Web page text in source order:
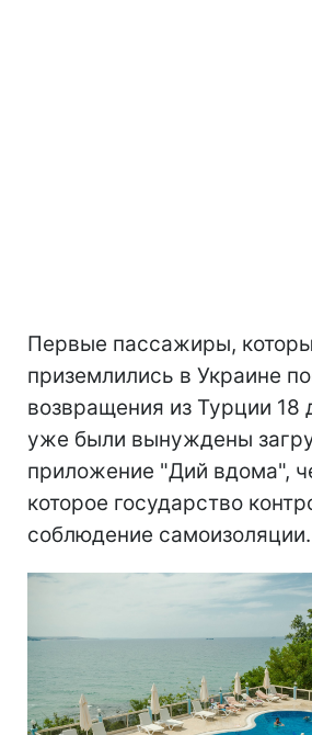
Первые пассажиры,
приземлились в Украине
возвращения из Турции 18
уже были вынуждены
приложение "Дий вдома",
которое государство
соблюдение самоизоляции.